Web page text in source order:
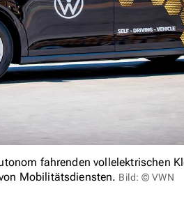
fahrenden vollelektrischen
Mobilitätsdiensten. Bild: © VWN